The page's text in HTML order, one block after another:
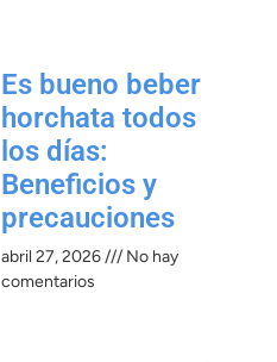
Es bueno beber
horchata todos
los días:
Beneficios y
precauciones​
abril 27, 2026
No hay
comentarios